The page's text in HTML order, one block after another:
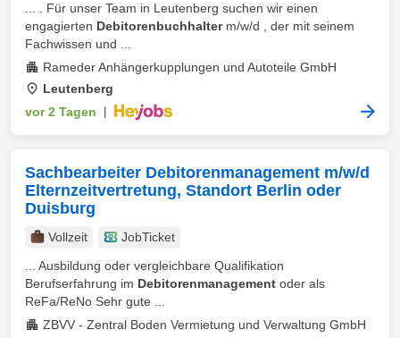
... . Für unser Team in Leutenberg suchen wir einen
engagierten Debitorenbuchhalterm/w/d , der mit seinem
Fachwissen und ...
Rameder Anhängerkupplungen und Autoteile GmbH
Leutenberg
vor 2 Tagen
Sachbearbeiter Debitorenmanagement m/w/d
Elternzeitvertretung, Standort Berlin oder
Duisburg
Vollzeit
JobTicket
... Ausbildung oder vergleichbare Qualifikation
Berufserfahrung im Debitorenmanagement oder als
ReFa/ReNo Sehr gute ...
ZBVV - Zentral Boden Vermietung und Verwaltung GmbH